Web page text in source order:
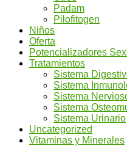
Padam
Pilofitogen
Niños
Oferta
Potencializadores
Tratamientos
Sistema
Sistema
Sistema
Sistema
Sistema Urinario
Uncategorized
Vitaminas y Minerales